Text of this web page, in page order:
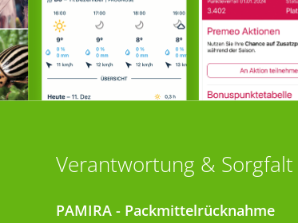
Verantwortung & Sorgfalt
PAMIRA - Packmittelrücknahme